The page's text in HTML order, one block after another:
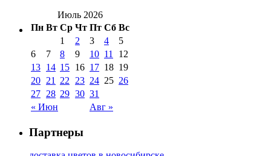
Июль 2026
Пн Вт Ср Чт Пт Сб Вс
« Июн Авг »
1 2 3 4
5
6
7 8 9 10 11
12
13 14 15 16 17 18 19
20 21 22 23 24 25 26
27 28 29 30 31
Партнеры